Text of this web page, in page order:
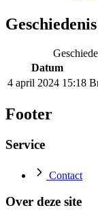
Datum
4 april 2024 15:18
Footer
Service
Contact
Over deze site